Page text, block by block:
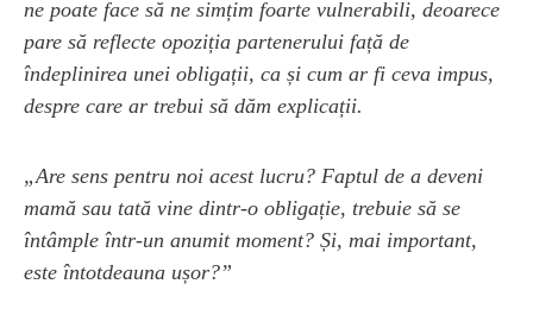
ne poate face să ne simțim foarte vulnerabili, deoarece
pare să reflecte opoziția partenerului față de
îndeplinirea unei obligații, ca și cum ar fi ceva impus,
despre care ar trebui să dăm explicații.
„Are sens pentru noi acest lucru? Faptul de a deveni
mamă sau tată vine dintr-o obligație, trebuie să se
întâmple într-un anumit moment? Și, mai important,
este întotdeauna ușor?”